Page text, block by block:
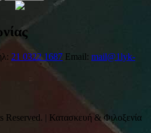
21 0322 1687 Email: mail@1lyk-
| Κατασκευή & Φιλοξενία